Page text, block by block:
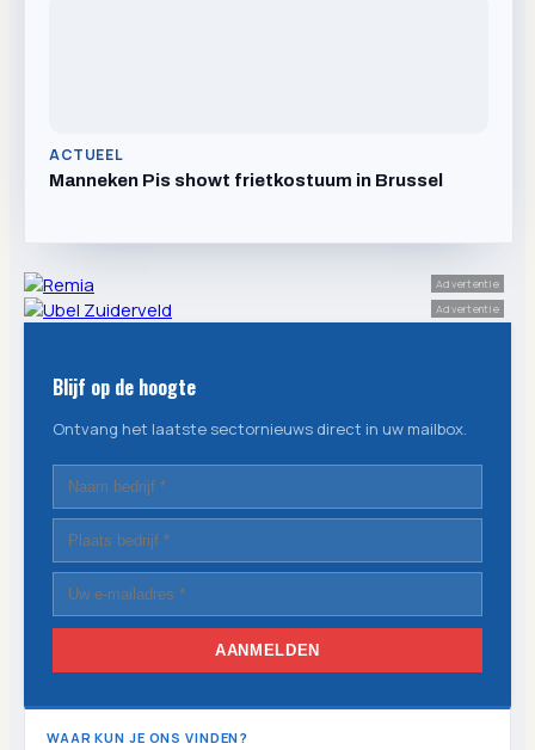
ACTUEEL
Manneken Pis showt frietkostuum in Brussel
Advertentie
Advertentie
Blijf op de hoogte
Ontvang het laatste sectornieuws direct in uw mailbox.
AANMELDEN
WAAR KUN JE ONS VINDEN?